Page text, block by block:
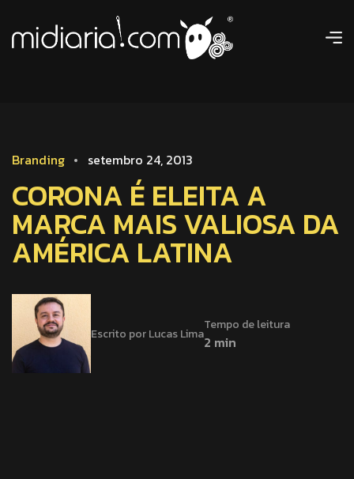
Branding setembro 24, 2013
CORONA É ELEITA A
MARCA MAIS VALIOSA DA
AMÉRICA LATINA
Escrito por Lucas Lima
Tempo de leitura
2 min